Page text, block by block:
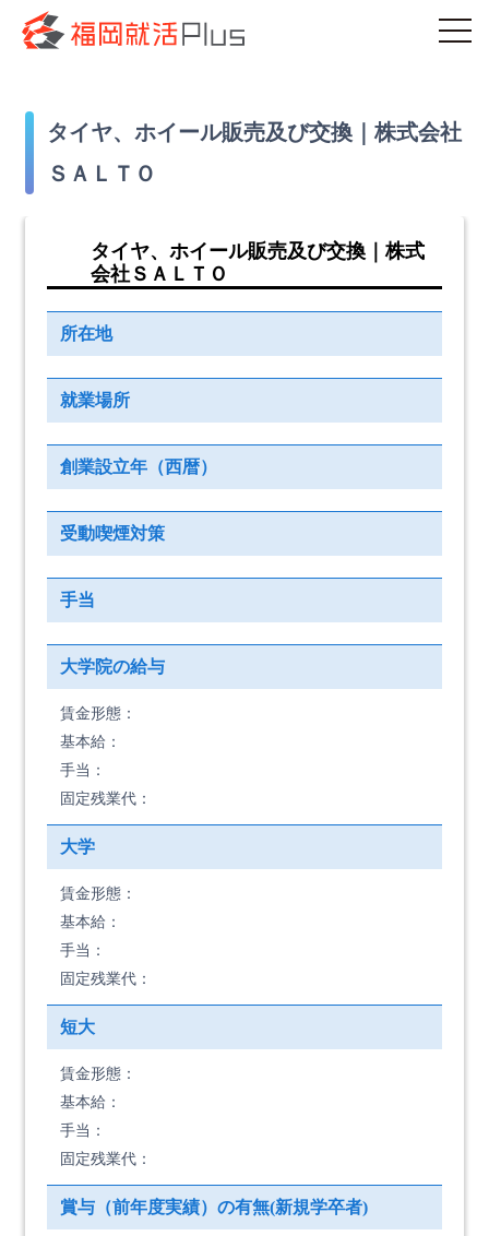
タイヤ、ホイール販売及び交換｜株式会社
ＳＡＬＴＯ
タイヤ、ホイール販売及び交換｜株式
会社ＳＡＬＴＯ
所在地
就業場所
創業設立年（西暦）
受動喫煙対策
手当
大学院の給与
賃金形態：
基本給：
手当：
固定残業代：
大学
賃金形態：
基本給：
手当：
固定残業代：
短大
賃金形態：
基本給：
手当：
固定残業代：
賞与（前年度実績）の有無(新規学卒者)